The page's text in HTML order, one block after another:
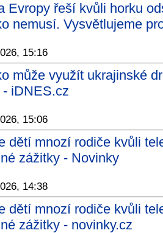
Evropy řeší kvůli horku
nemusí. Vysvětlujeme
15:16
může využít ukrajinské
- iDNES.cz
15:06
dětí mnozí rodiče kvůli
zážitky - Novinky
14:38
dětí mnozí rodiče kvůli
zážitky - novinky.cz